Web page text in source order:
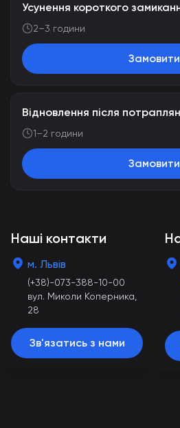
Усунення короткого
2–3 години
Замовити
Відновлення після
1–2 години
Замовити
Наші контакти
м. Львів
(+38)-073-388-10-00
вул. Миколи Коперника,
28
Зв'язатись з нами